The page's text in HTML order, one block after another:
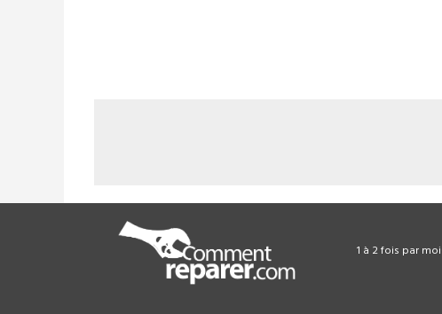
1 à 2 fois par